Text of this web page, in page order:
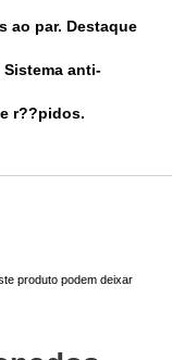
ao par. Destaque
Sistema anti-
r??pidos.
produto podem deixar